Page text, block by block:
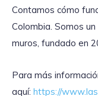
Contamos cómo
Colombia. Somos
muros, fundado en
Para más
aquí: https://